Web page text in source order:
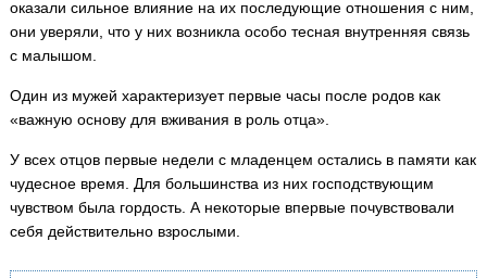
оказали сильное влияние на их последующие отношения с ним,
они уверяли, что у них возникла особо тесная внутренняя связь
с малышом.
Один из мужей характеризует первые часы после родов как
«важную основу для вживания в роль отца».
У всех отцов первые недели с младенцем остались в памяти как
чудесное время. Для большинства из них господствующим
чувством была гордость. А некоторые впервые почувствовали
себя действительно взрослыми.